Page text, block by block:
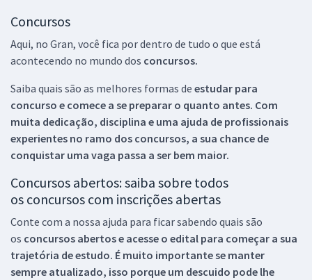
Concursos
Aqui, no Gran, você fica por dentro de tudo o que está
acontecendo no mundo dos concursos.
Saiba quais são as melhores formas de estudar para
concurso e comece a se preparar o quanto antes. Com
muita dedicação, disciplina e uma ajuda de profissionais
experientes no ramo dos concursos, a sua chance de
conquistar uma vaga passa a ser bem maior.
Concursos abertos: saiba sobre todos
os concursos com inscrições abertas
Conte com a nossa ajuda para ficar sabendo quais são
os concursos abertos e acesse o edital para começar a sua
trajetória de estudo. É muito importante se manter
sempre atualizado, isso porque um descuido pode lhe